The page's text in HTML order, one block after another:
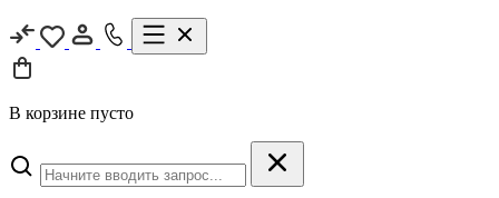
В корзине пусто